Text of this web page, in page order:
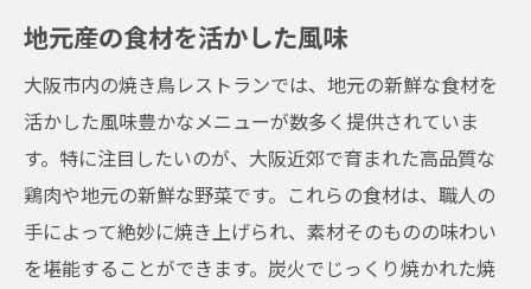
地元産の食材を活かした風味
大阪市内の焼き鳥レストランでは、地元の新鮮な食材を
活かした風味豊かなメニューが数多く提供されていま
す。特に注目したいのが、大阪近郊で育まれた高品質な
鶏肉や地元の新鮮な野菜です。これらの食材は、職人の
手によって絶妙に焼き上げられ、素材そのものの味わい
を堪能することができます。炭火でじっくり焼かれた焼